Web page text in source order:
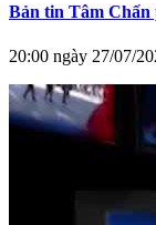
Bản tin Tâm Chấn
20:00 ngày 27/07/